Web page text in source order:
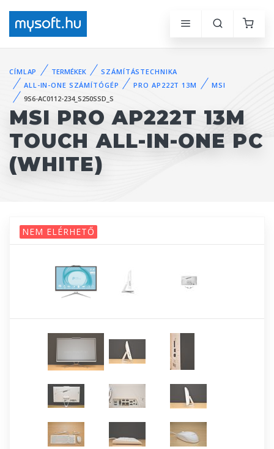
CÍMLAP TERMÉKEK
SZÁMÍTÁSTECHNIKA
ALL-IN-ONE SZÁMÍTÓGÉP
PRO AP222T 13M
MSI
9S6-AC0112-234_S250SSD_S
MSI PRO AP222T 13M
TOUCH ALL-IN-ONE PC
(WHITE)
NEM ELÉRHETŐ